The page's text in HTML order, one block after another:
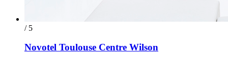
/ 5
Novotel Toulouse Centre Wilson